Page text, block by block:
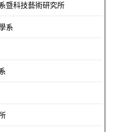
暨科技藝術研究所
系